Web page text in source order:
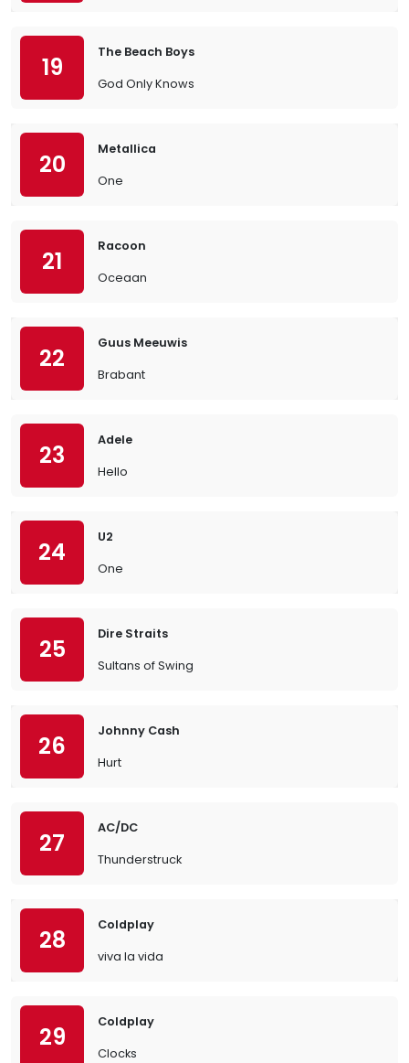
19
The Beach Boys
God Only Knows
20
Metallica
One
21
Racoon
Oceaan
22
Guus Meeuwis
Brabant
23
Adele
Hello
24
U2
One
25
Dire Straits
Sultans of Swing
26
Johnny Cash
Hurt
27
AC/DC
Thunderstruck
28
Coldplay
viva la vida
29
Coldplay
Clocks